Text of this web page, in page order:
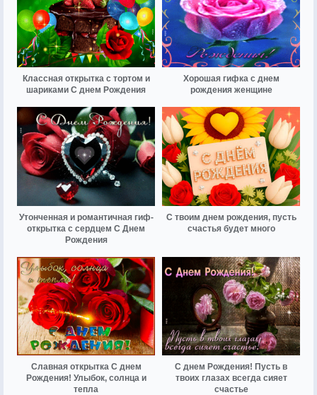
Классная открытка с тортом и
шариками С днем Рождения
Хорошая гифка с днем
рождения женщине
Утонченная и романтичная гиф-
открытка с сердцем С Днем
Рождения
С твоим днем рождения, пусть
счастья будет много
Славная открытка С днем
Рождения! Улыбок, солнца и
тепла
С днем Рождения! Пусть в
твоих глазах всегда сияет
счастье